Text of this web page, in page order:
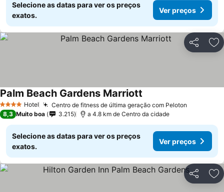
Selecione as datas para ver os preços
exatos.
Ver preços
Partilhar
4 EstrelasHotel Centro de fitness de última geração com Peloton
Palm Beach Gardens Marriott
8,3 Muito boa 3.215 a 4.8 km de Centro da cidade
Selecione as datas para ver os preços
exatos.
Ver preços
Partilhar